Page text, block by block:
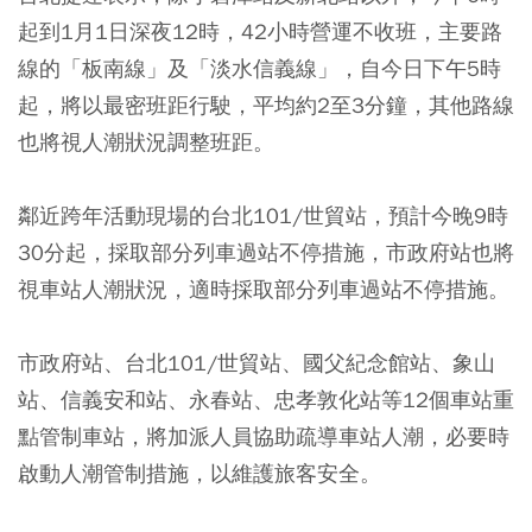
起到1月1日深夜12時，42小時營運不收班，主要路
線的「板南線」及「淡水信義線」，自今日下午5時
起，將以最密班距行駛，平均約2至3分鐘，其他路線
也將視人潮狀況調整班距。
鄰近跨年活動現場的台北101/世貿站，預計今晚9時
30分起，採取部分列車過站不停措施，市政府站也將
視車站人潮狀況，適時採取部分列車過站不停措施。
市政府站、台北101/世貿站、國父紀念館站、象山
站、信義安和站、永春站、忠孝敦化站等12個車站重
點管制車站，將加派人員協助疏導車站人潮，必要時
啟動人潮管制措施，以維護旅客安全。